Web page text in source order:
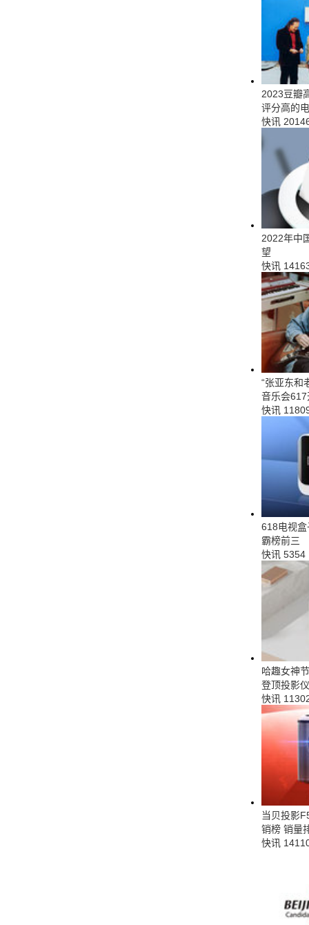
2023豆瓣
评分高的
快讯
2022年中
望
快讯
“张亚东和
音乐会617
快讯
618电视
霸榜前三
快讯 5354
哈趣女神
登顶投影
快讯
当贝投影
销榜 销量
快讯